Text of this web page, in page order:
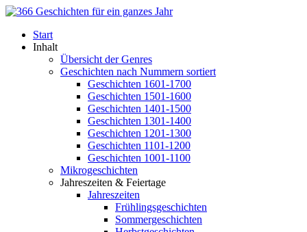
Start
Inhalt
Übersicht der Genres
Geschichten nach Nummern sortiert
Geschichten 1601-1700
Geschichten 1501-1600
Geschichten 1401-1500
Geschichten 1301-1400
Geschichten 1201-1300
Geschichten 1101-1200
Geschichten 1001-1100
Mikrogeschichten
Jahreszeiten & Feiertage
Jahreszeiten
Frühlingsgeschichten
Sommergeschichten